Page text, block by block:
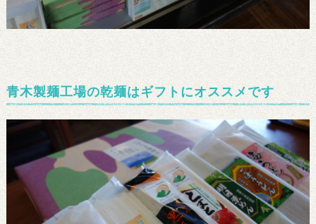
青木製麺工場の乾麺はギフトにオススメです